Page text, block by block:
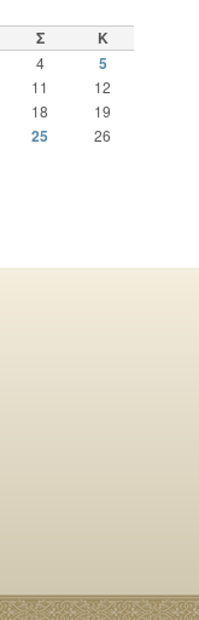
Σ
Κ
4
5
11 12
18
19
25 26